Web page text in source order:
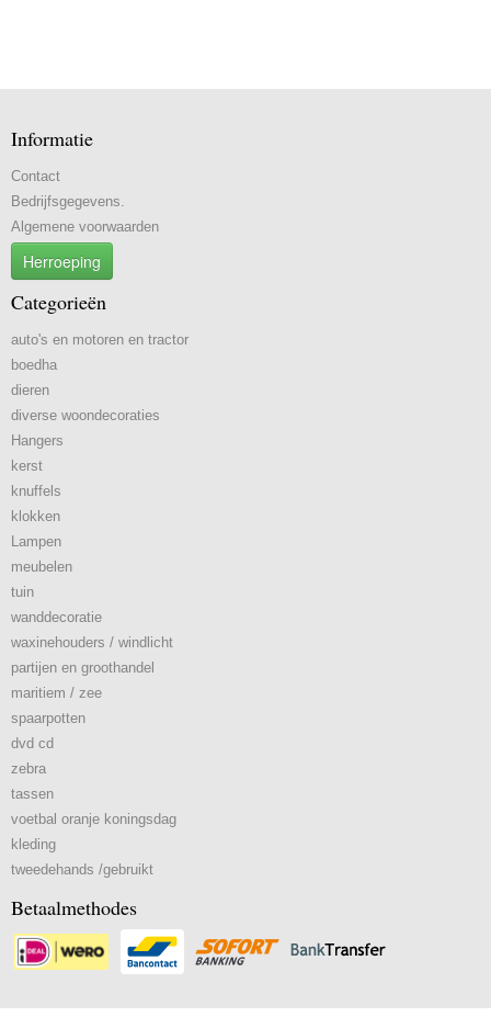
Informatie
Contact
Bedrijfsgegevens.
Algemene voorwaarden
Herroeping
Categorieën
auto's en motoren en tractor
boedha
dieren
diverse woondecoraties
Hangers
kerst
knuffels
klokken
Lampen
meubelen
tuin
wanddecoratie
waxinehouders / windlicht
partijen en groothandel
maritiem / zee
spaarpotten
dvd cd
zebra
tassen
voetbal oranje koningsdag
kleding
tweedehands /gebruikt
Betaalmethodes